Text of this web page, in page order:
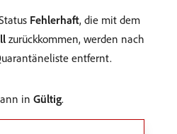
Fehlerhaft, die mit dem
zurückkommen, werden nach
entfernt.
in Gültig.